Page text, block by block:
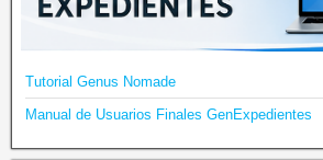
Tutorial Genus Nomade
Manual de Usuarios Finales GenExpedientes